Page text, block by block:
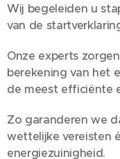
Wij begeleiden u
van de
Onze experts
berekening van het
de meest efficiënte
Zo garanderen we
wettelijke vereisten
energiezuinigheid.